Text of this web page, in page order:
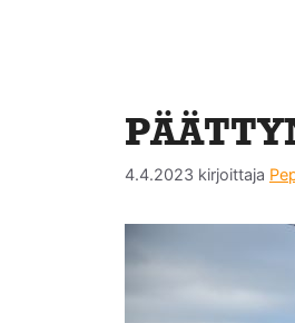
4.4.2023 kirjoittaja